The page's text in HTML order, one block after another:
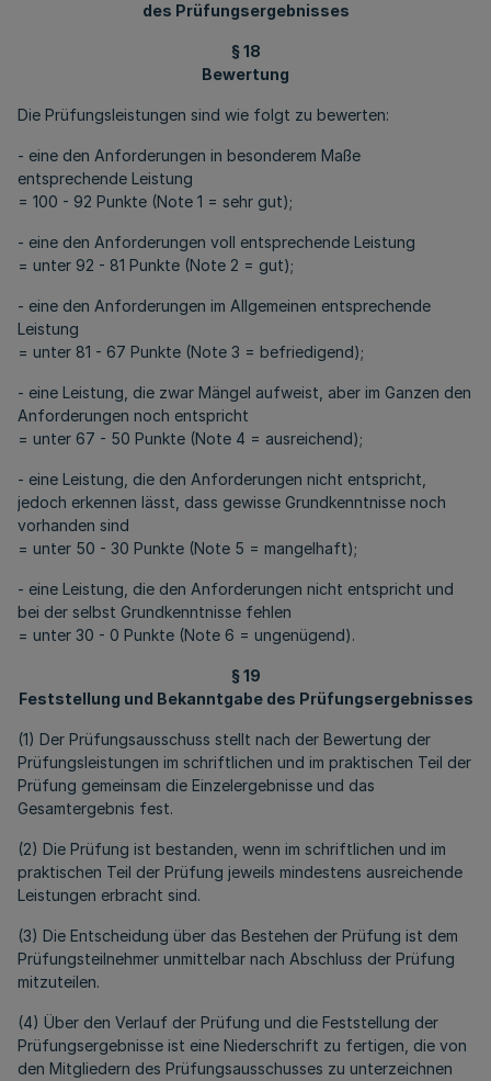
des Prüfungsergebnisses
§ 18
Bewertung
Die Prüfungsleistungen sind wie folgt zu bewerten:
- eine den Anforderungen in besonderem Maße
entsprechende Leistung
= 100 - 92 Punkte (Note 1 = sehr gut);
- eine den Anforderungen voll entsprechende Leistung
= unter 92 - 81 Punkte (Note 2 = gut);
- eine den Anforderungen im Allgemeinen entsprechende
Leistung
= unter 81 - 67 Punkte (Note 3 = befriedigend);
- eine Leistung, die zwar Mängel aufweist, aber im Ganzen den
Anforderungen noch entspricht
= unter 67 - 50 Punkte (Note 4 = ausreichend);
- eine Leistung, die den Anforderungen nicht entspricht,
jedoch erkennen lässt, dass gewisse Grundkenntnisse noch
vorhanden sind
= unter 50 - 30 Punkte (Note 5 = mangelhaft);
- eine Leistung, die den Anforderungen nicht entspricht und
bei der selbst Grundkenntnisse fehlen
= unter 30 - 0 Punkte (Note 6 = ungenügend).
§ 19
Feststellung und Bekanntgabe des Prüfungsergebnisses
(1) Der Prüfungsausschuss stellt nach der Bewertung der
Prüfungsleistungen im schriftlichen und im praktischen Teil der
Prüfung gemeinsam die Einzelergebnisse und das
Gesamtergebnis fest.
(2) Die Prüfung ist bestanden, wenn im schriftlichen und im
praktischen Teil der Prüfung jeweils mindestens ausreichende
Leistungen erbracht sind.
(3) Die Entscheidung über das Bestehen der Prüfung ist dem
Prüfungsteilnehmer unmittelbar nach Abschluss der Prüfung
mitzuteilen.
(4) Über den Verlauf der Prüfung und die Feststellung der
Prüfungsergebnisse ist eine Niederschrift zu fertigen, die von
den Mitgliedern des Prüfungsausschusses zu unterzeichnen